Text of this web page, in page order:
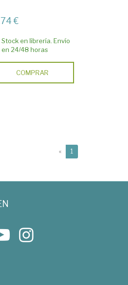
€
Stock en librería. Envío
en 24/48 horas
COMPRAR
« 1